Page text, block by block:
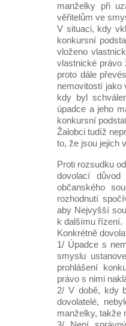
manželky při
věřitelům ve
V situaci, kdy
konkursní
vloženo
vlastnické právo
proto dále
nemovitostí jako
kdy byl
úpadce a jeho
konkursní
Žalobci tudíž
to, že jsou jejich
Proti rozsudku
dovolací
občanského
rozhodnutí
aby Nejvyšší
k dalšímu řízení.
Konkrétně
1/ Úpadce s
smyslu
prohlášení
právo s nimi
2/ V době, kdy
dovolatelé,
manželky, takže